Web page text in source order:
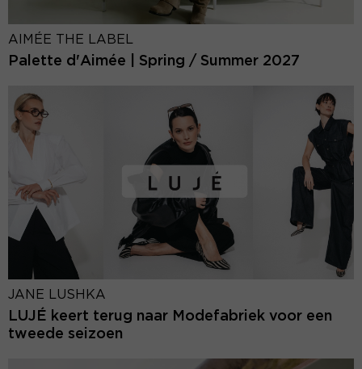
AIMÉE THE LABEL
Palette d'Aimée | Spring / Summer 2027
JANE LUSHKA
LUJÉ keert terug naar Modefabriek voor een
tweede seizoen